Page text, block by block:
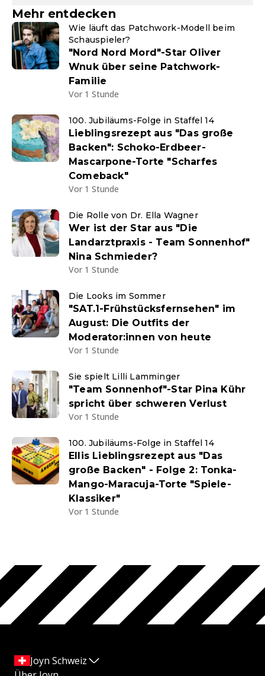
Mehr entdecken
Wie läuft das Patchwork-Modell beim
Schauspieler?
"Nord Nord Mord"-Star Oliver
Wnuk über seine Patchwork-
Familie
Vor 1 Stunde
100. Jubiläums-Folge in Staffel 14
Lieblingsrezept aus "Das große
Backen": Schoko-Erdbeer-
Mascarpone-Torte "Scharfes
Comeback"
Vor 1 Stunde
Die Rolle von Dr. Ella Wagner
Wer ist der Star aus "Die
Landarztpraxis - Team Sonnenhof"
Nina Schmieder?
Vor 1 Stunde
Die Looks im Sommer
"SAT.1-Frühstücksfernsehen" im
August: Die Outfits der
Moderator:innen von heute
Vor 1 Stunde
Sie spielt Lilli Lamminger
"Team Sonnenhof"-Star Pina Kühr
spricht über schweren Verlust
Vor 1 Stunde
100. Jubiläums-Folge in Staffel 14
Ellis Lieblingsrezept aus "Das
große Backen" - Folge 2: Tonka-
Mango-Maracuja-Torte "Spiele-
Klassiker"
Vor 1 Stunde
Joyn Schweiz